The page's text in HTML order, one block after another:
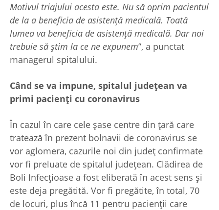
Motivul triajului acesta este. Nu să oprim pacientul
de la a beneficia de asistență medicală. Toată
lumea va beneficia de asistență medicală. Dar noi
trebuie să știm la ce ne expunem”, a punctat
managerul spitalului.
Când se va impune, spitalul județean va
primi pacienți cu coronavirus
În cazul în care cele șase centre din țară care
tratează în prezent bolnavii de coronavirus se
vor aglomera, cazurile noi din județ confirmate
vor fi preluate de spitalul județean. Clădirea de
Boli Infecțioase a fost eliberată în acest sens și
este deja pregătită. Vor fi pregătite, în total, 70
de locuri, plus încă 11 pentru pacienții care